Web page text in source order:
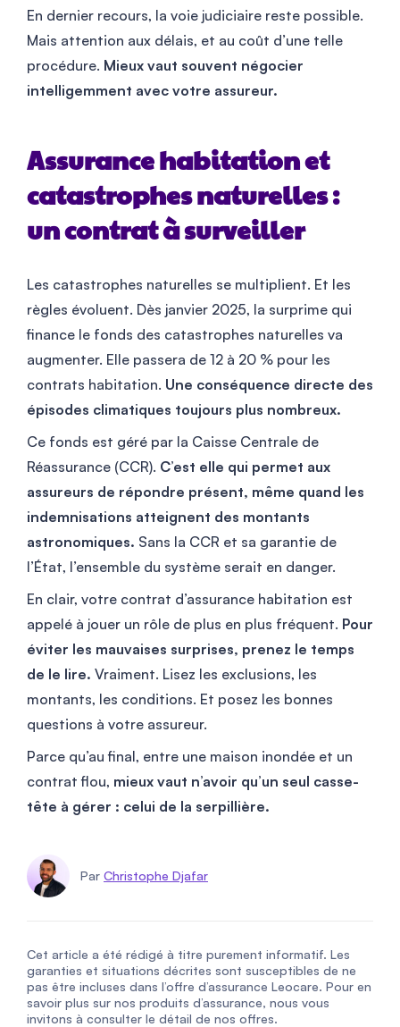
En dernier recours, la voie judiciaire reste possible.
Mais attention aux délais, et au coût d’une telle
procédure. Mieux vaut souvent négocier
intelligemment avec votre assureur.
Assurance habitation et
catastrophes naturelles :
un contrat à surveiller
Les catastrophes naturelles se multiplient. Et les
règles évoluent. Dès janvier 2025, la surprime qui
finance le fonds des catastrophes naturelles va
augmenter. Elle passera de 12 à 20 % pour les
contrats habitation. Une conséquence directe des
épisodes climatiques toujours plus nombreux.
Ce fonds est géré par la Caisse Centrale de
Réassurance (CCR). C’est elle qui permet aux
assureurs de répondre présent, même quand les
indemnisations atteignent des montants
astronomiques. Sans la CCR et sa garantie de
l’État, l’ensemble du système serait en danger.
En clair, votre contrat d’assurance habitation est
appelé à jouer un rôle de plus en plus fréquent. Pour
éviter les mauvaises surprises, prenez le temps
de le lire. Vraiment. Lisez les exclusions, les
montants, les conditions. Et posez les bonnes
questions à votre assureur.
Parce qu’au final, entre une maison inondée et un
contrat flou, mieux vaut n’avoir qu’un seul casse-
tête à gérer : celui de la serpillière.
Par Christophe Djafar
Cet article a été rédigé à titre purement informatif. Les
garanties et situations décrites sont susceptibles de ne
pas être incluses dans l’offre d’assurance Leocare. Pour en
savoir plus sur nos produits d’assurance, nous vous
invitons à consulter le détail de nos offres.